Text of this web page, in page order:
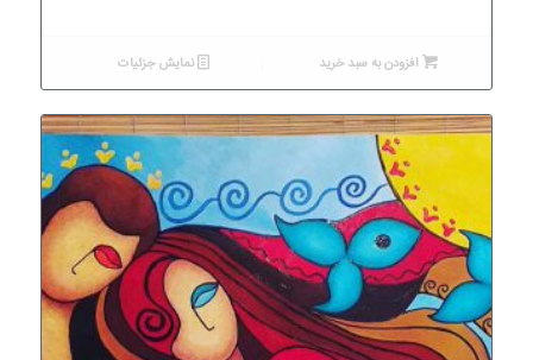
افزودن به سبد خرید نمایش جزئیات